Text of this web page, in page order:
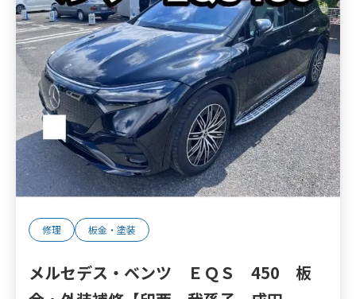
修理 板金・塗装
メルセデス・ベンツ ＥＱＳ 450 板